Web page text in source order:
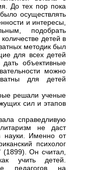
До тех пор пока
осуществлять
и интересы,
подобрать
детей в
методик был
для всех детей
объективные
можно
для детей
решали ученые
сил и этапов
справедливую
не даст
науки. Именно от
психолог
Он считал,
учить детей.
педагогов на